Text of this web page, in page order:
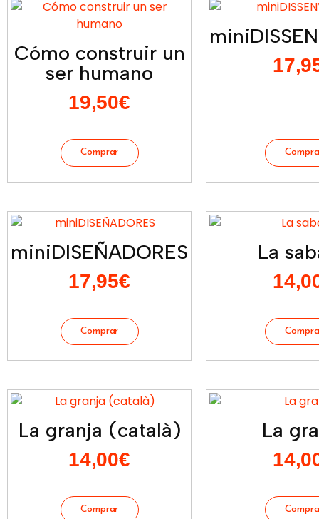
Cómo construir un
ser humano
19,50€
miniDISEÑADORES
17,95€
La
La granja (català)
14,00€
La